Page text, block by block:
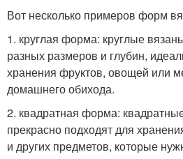
Вот несколько примеров форм
1. круглая форма: круглые
разных размеров и глубин,
хранения фруктов, овощей или
домашнего обихода.
2. квадратная форма:
прекрасно подходят для
и других предметов, которые